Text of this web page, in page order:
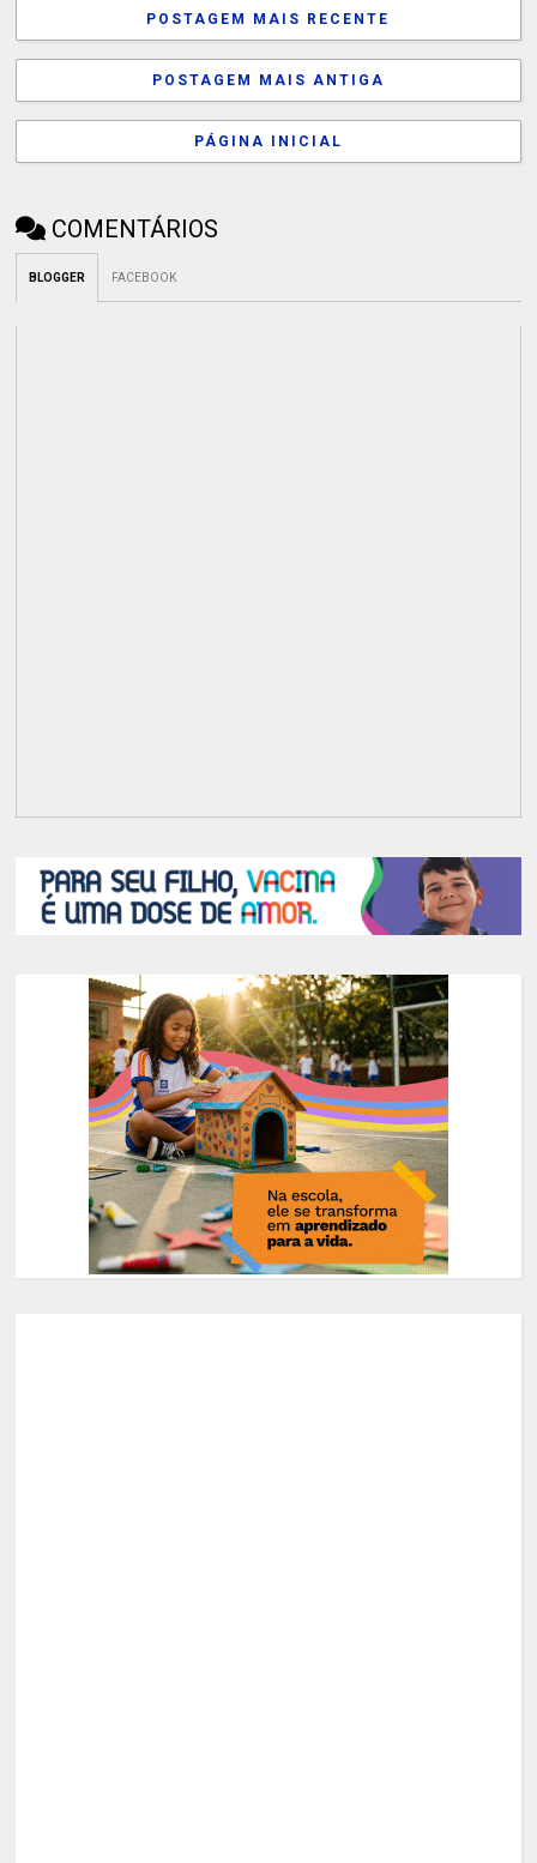
POSTAGEM MAIS RECENTE
POSTAGEM MAIS ANTIGA
PÁGINA INICIAL
COMENTÁRIOS
BLOGGER FACEBOOK